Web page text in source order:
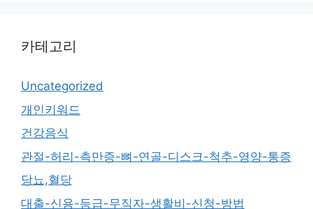
카테고리
Uncategorized
개인키워드
건강음식
관절-허리-측만증-뼈-연골-디스크-척추-영양-통증
당뇨,혈당
대출-신용-등급-무직자-생활비-신청-방법